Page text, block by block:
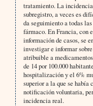
tratamiento. La
subregistro, a veces es
da seguimiento a todas
fármaco. En Francia, con
información de casos, se
investigar e informar
atribuible a
de 14 por 100.000
hospitalización y el 6%
superior a la que se
notificación voluntaria,
incidencia real.